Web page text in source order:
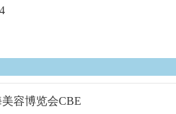
容博览会CBE